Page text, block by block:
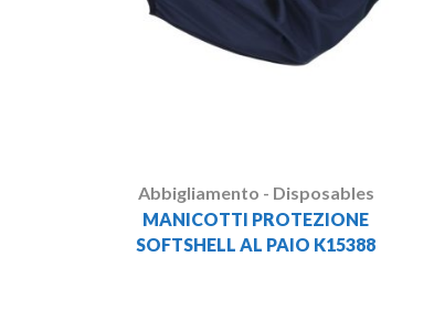
Abbigliamento - Disposables
MANICOTTI PROTEZIONE
SOFTSHELL AL PAIO K15388